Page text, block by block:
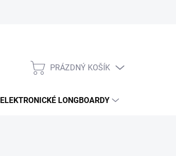
NÁKUPNÍ
PRÁZDNÝ KOŠÍK
ELEKTRONICKÉ LONGBOARDY